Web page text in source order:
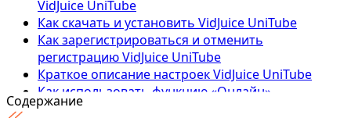
VidJuice UniTube
Как скачать и установить VidJuice UniTube
Как зарегистрироваться и отменить
регистрацию VidJuice UniTube
Краткое описание настроек VidJuice UniTube
Как использовать функцию «Онлайн»
Как скачать онлайн-видео
Содержание